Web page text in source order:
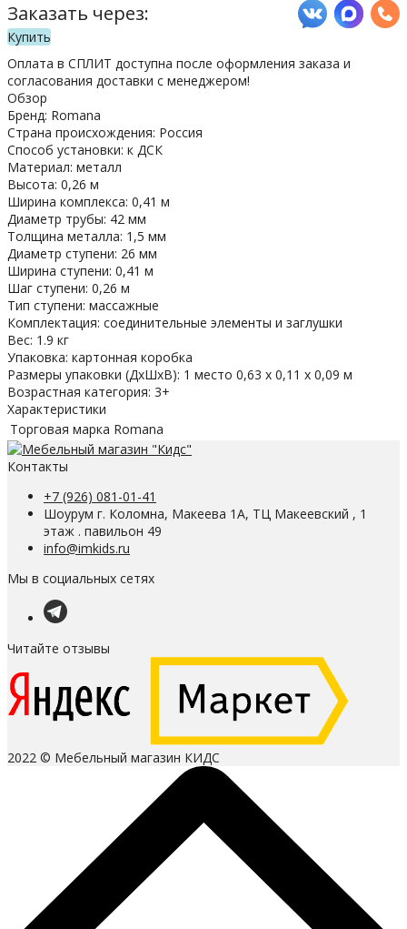
Заказать через:
Купить
Оплата в СПЛИТ доступна после оформления заказа и
согласования доставки с менеджером!
Обзор
Бренд: Romana
Страна происхождения: Россия
Способ установки: к ДСК
Материал: металл
Высота: 0,26 м
Ширина комплекса: 0,41 м
Диаметр трубы: 42 мм
Толщина металла: 1,5 мм
Диаметр ступени: 26 мм
Ширина ступени: 0,41 м
Шаг ступени: 0,26 м
Тип ступени: массажные
Комплектация: соединительные элементы и заглушки
Вес: 1.9 кг
Упаковка: картонная коробка
Размеры упаковки (ДхШхВ): 1 место 0,63 х 0,11 х 0,09 м
Возрастная категория: 3+
Характеристики
Торговая марка Romana
Контакты
+7 (926) 081-01-41
Шоурум г. Коломна, Макеева 1А, ТЦ Макеевский , 1
этаж . павильон 49
info@imkids.ru
Мы в социальных сетях
Читайте отзывы
2022 © Мебельный магазин КИДС